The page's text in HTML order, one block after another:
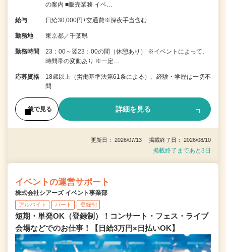
の案内 ■販売業務 イベ…
給与 日給30,000円+交通費※深夜手当含む
勤務地 東京都／千葉県
勤務時間
23：00～翌23：00の間（休憩あり） ※イベントによって、
時間帯の変動あり ※一定…
応募資格
18歳以上（労働基準法第61条による）、経験・学歴は一切不
問
後で見る 詳細を見る
更新日： 2026/07/13 掲載終了日： 2026/08/10
掲載終了まであと3日
イベントの運営サポート
株式会社シアーズ イベント事業部
アルバイト パート 登録制
短期・単発OK（登録制）！コンサート・フェス・ライブ
会場などでのお仕事！【日給3万円×日払いOK】